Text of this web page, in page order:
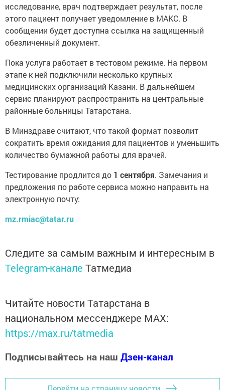
исследование, врач подтверждает результат, после
этого пациент получает уведомление в МАКС. В
сообщении будет доступна ссылка на защищенный
обезличенный документ.
Пока услуга работает в тестовом режиме. На первом
этапе к ней подключили несколько крупных
медицинских организаций Казани. В дальнейшем
сервис планируют распространить на центральные
районные больницы Татарстана.
В Минздраве считают, что такой формат позволит
сократить время ожидания для пациентов и уменьшить
количество бумажной работы для врачей.
Тестирование продлится до 1 сентября. Замечания и
предложения по работе сервиса можно направить на
электронную почту:
mz.rmiac@tatar.ru
Следите за самым важным и интересным в
Telegram-канале Татмедиа
Читайте новости Татарстана в
национальном мессенджере MАХ:
https://max.ru/tatmedia
Подписывайтесь на наш Дзен-канал